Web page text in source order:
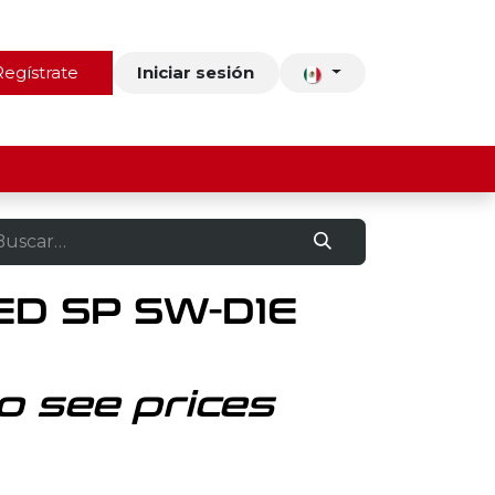
Contacto Iniciar sesión
SP SW-D1E
see prices